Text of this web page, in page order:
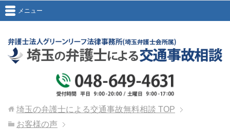
メニュー
埼玉の弁護士による交通事故無料相談 TOP
お客様の声